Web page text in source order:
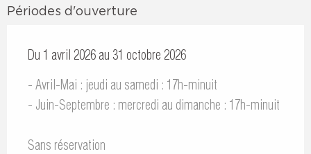
Périodes d'ouverture
Du 1 avril 2026 au 31 octobre 2026
- Avril-Mai : jeudi au samedi : 17h-minuit
- Juin-Septembre : mercredi au dimanche : 17h-minuit
Sans réservation